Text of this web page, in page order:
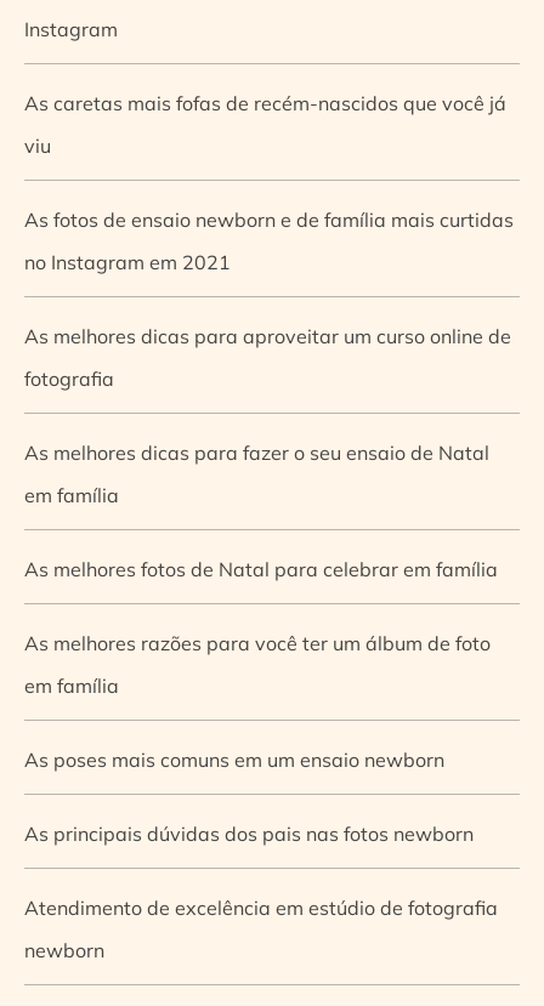
Instagram
As caretas mais fofas de recém-nascidos que você já
viu
As fotos de ensaio newborn e de família mais curtidas
no Instagram em 2021
As melhores dicas para aproveitar um curso online de
fotografia
As melhores dicas para fazer o seu ensaio de Natal
em família
As melhores fotos de Natal para celebrar em família
As melhores razões para você ter um álbum de foto
em família
As poses mais comuns em um ensaio newborn
As principais dúvidas dos pais nas fotos newborn
Atendimento de excelência em estúdio de fotografia
newborn